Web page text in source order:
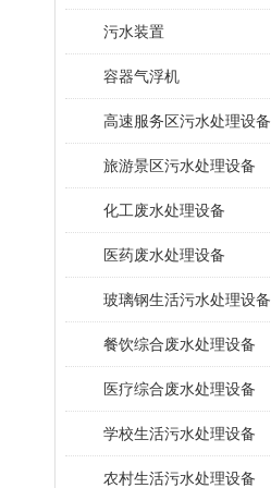
污水装置
容器气浮机
高速服务区污水处理设备
旅游景区污水处理设备
化工废水处理设备
医药废水处理设备
玻璃钢生活污水处理设备
餐饮综合废水处理设备
医疗综合废水处理设备
学校生活污水处理设备
农村生活污水处理设备